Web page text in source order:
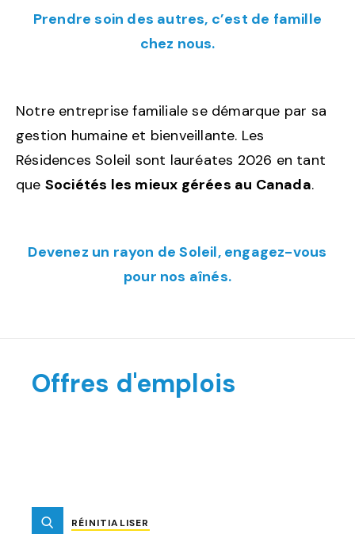
Prendre soin des autres, c’est de famille
chez nous.
Notre entreprise familiale se démarque par sa
gestion humaine et bienveillante. Les
Résidences Soleil sont lauréates 2026 en tant
que Sociétés les mieux gérées au Canada.
Devenez un rayon de Soleil, engagez-vous
pour nos aînés.
Offres d'emplois
SOUMETTRE
RÉINITIALISER